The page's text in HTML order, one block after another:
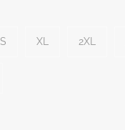
S XL 2XL